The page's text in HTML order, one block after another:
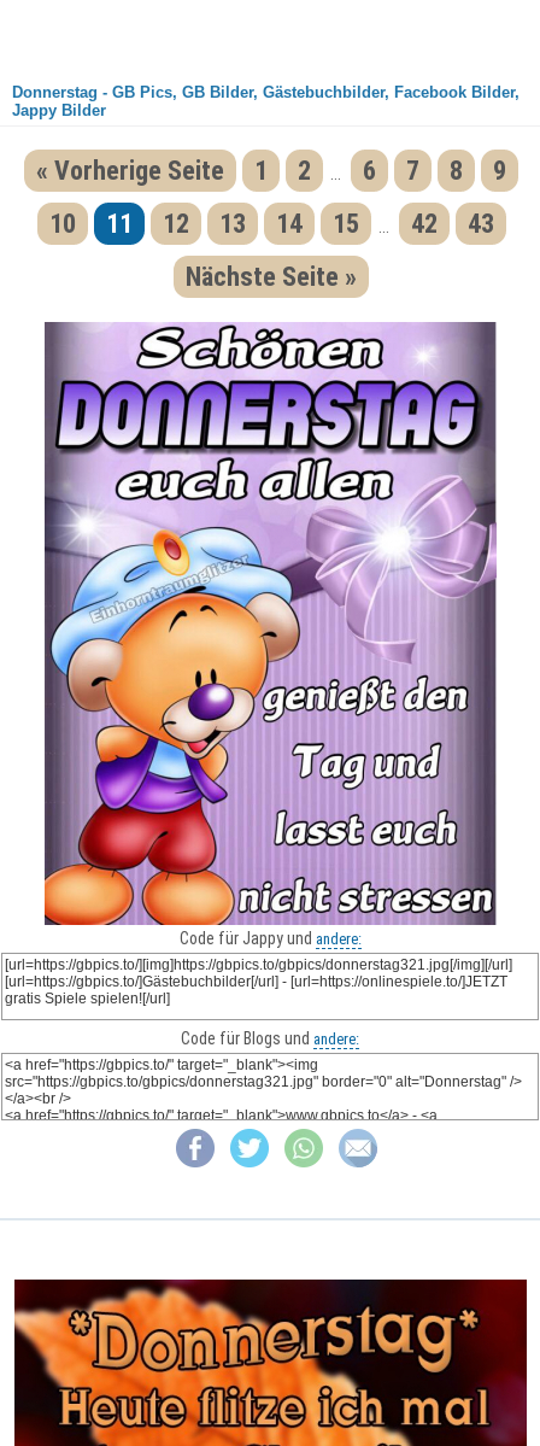
Donnerstag - GB Pics, GB Bilder, Gästebuchbilder, Facebook Bilder,
Jappy Bilder
« Vorherige Seite 1 2 6 7 8
9
10
11 12 13 14 15 42
43
Nächste Seite »
Code für Jappy und andere:
Code für Blogs und andere: